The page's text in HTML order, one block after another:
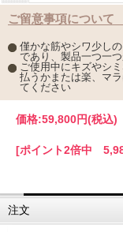
ご留意事項について
僅かな筋やシワ少し
であり、製品一つ一
ご使用中にキズやシ
払うかまたは楽、マ
てください
価格:59,800円(税込)
[ポイント2倍中
注文